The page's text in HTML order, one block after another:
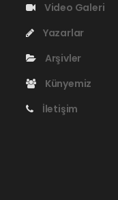
Video Galeri
Yazarlar
Arşivler
Künyemiz
İletişim